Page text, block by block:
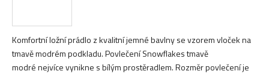
Komfortní ložní prádlo z kvalitní jemné bavlny se vzorem vloček na
tmavě modrém podkladu. Povlečení Snowflakes tmavě
modré nejvíce vynikne s bílým prostěradlem. Rozměr povlečení je